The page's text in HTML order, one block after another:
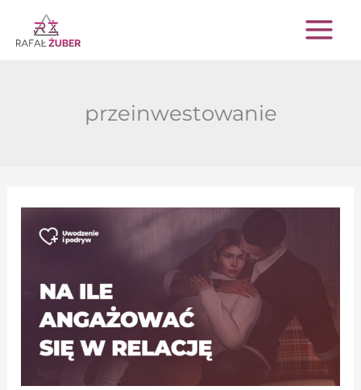
Przejdź
do
przeinwestowanie
Na
angażować
się